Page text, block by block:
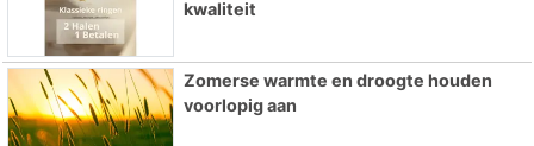
kwaliteit
Zomerse warmte en droogte houden
voorlopig aan